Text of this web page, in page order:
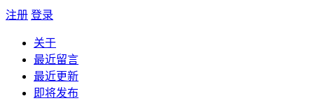
注册 登录
关于
最近留言
最近更新
即将发布